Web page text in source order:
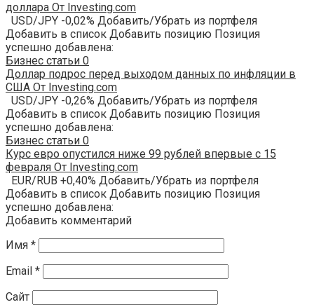
доллара От Investing.com
USD/JPY -0,02% Добавить/Убрать из портфеля
Добавить в список Добавить позицию Позиция
успешно добавлена:
Бизнес статьи 0
Доллар подрос перед выходом данных по инфляции в
США От Investing.com
USD/JPY -0,26% Добавить/Убрать из портфеля
Добавить в список Добавить позицию Позиция
успешно добавлена:
Бизнес статьи 0
Курс евро опустился ниже 99 рублей впервые с 15
февраля От Investing.com
EUR/RUB +0,40% Добавить/Убрать из портфеля
Добавить в список Добавить позицию Позиция
успешно добавлена:
Добавить комментарий
Имя *
Email *
Сайт